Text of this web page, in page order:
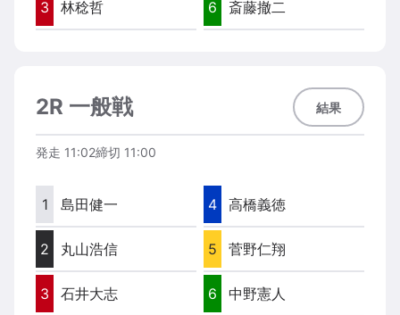
3 林稔哲 6 斎藤撤二
2R 一般戦 結果
発走 11:02締切 11:00
1 島田健一
2 丸山浩信
3 石井大志
4 高橋義徳
5 菅野仁翔
6 中野憲人